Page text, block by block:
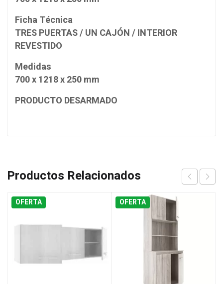
Ficha Técnica
TRES PUERTAS / UN CAJÓN / INTERIOR
REVESTIDO
Medidas
700 x 1218 x 250 mm
PRODUCTO DESARMADO
Productos Relacionados
OFERTA OFERTA